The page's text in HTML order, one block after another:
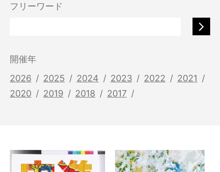
フリーワード
開催年
2026
2025 2024 2023 2022
2021
2020
2019 2018 2017